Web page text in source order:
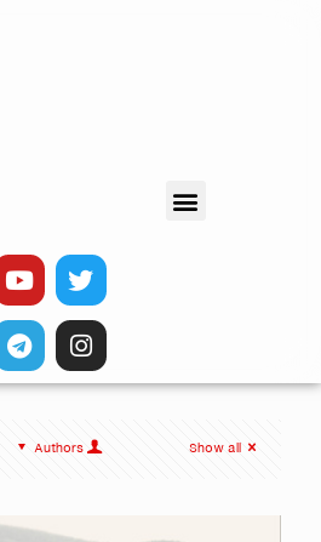
Authors Show all